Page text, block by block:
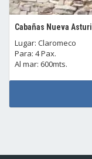
Cabañas Nueva Asturi
Lugar: Claromeco
Para: 4 Pax.
Al mar: 600mts.